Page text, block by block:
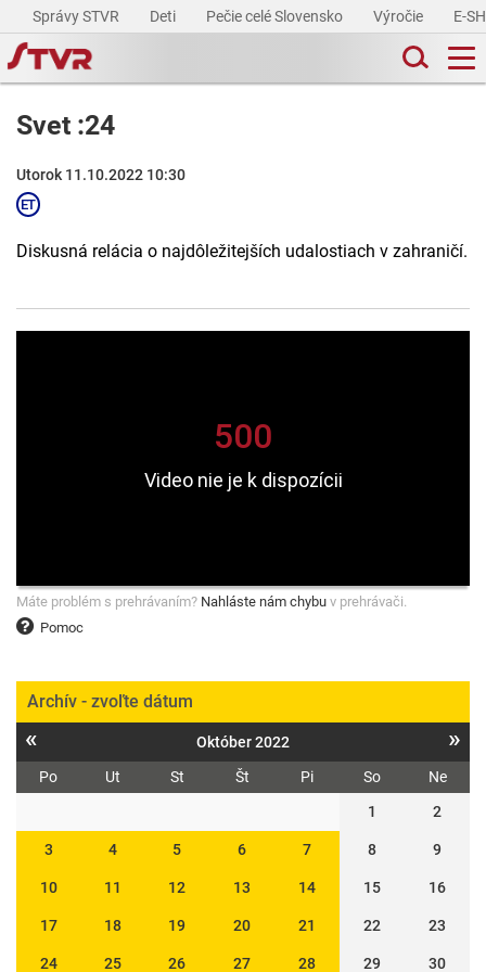
Správy STVR Deti Pečie celé Slovensko Výročie E-
Svet :24
Utorok 11.10.2022 10:30
Diskusná relácia o najdôležitejších udalostiach v zahraničí.
Pomoc
Máte problém s prehrávaním? Nahláste nám chybu v prehrávači.
Archív - zvoľte dátum
« Október 2022 »
Po Ut St Št Pi So
Ne
1
2
3 4 5 6 7 8 9
10 11 12 13 14 15 16
17 18 19 20 21 22 23
24 25 26 27 28 29 30